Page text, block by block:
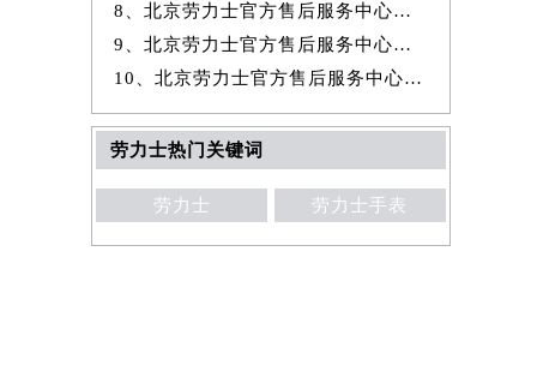
8、北京劳力士官方售后服务中心｜完整地址及官方售后热线权威信息公示
9、北京劳力士官方售后服务中心｜最新官方电话和维修地址权威信息公示
10、北京劳力士官方售后服务中心｜网点地址及售后热线权威信息公示（2026
劳力士热门关键词
劳力士 劳力士手表